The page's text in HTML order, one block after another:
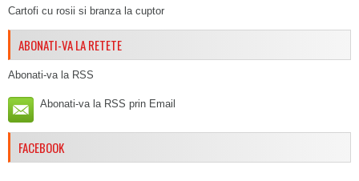
Cartofi cu rosii si branza la cuptor
ABONATI-VA LA RETETE
Abonati-va la RSS
Abonati-va la RSS prin Email
FACEBOOK